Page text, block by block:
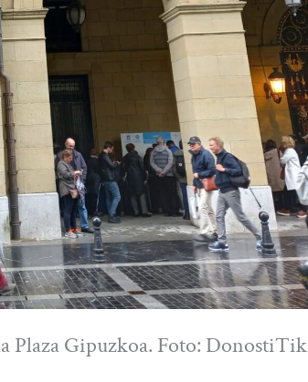
Plaza Gipuzkoa. Foto: DonostiTik